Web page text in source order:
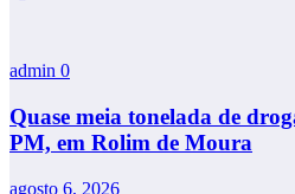
admin 0
Quase meia tonelada de
PM, em Rolim de Moura
agosto 6, 2026